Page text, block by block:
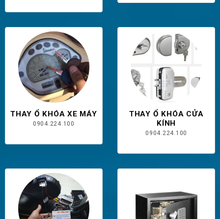
THAY Ổ KHÓA XE MÁY
0904.224.100
THAY Ổ KHÓA CỬA
KÍNH
0904.224.100